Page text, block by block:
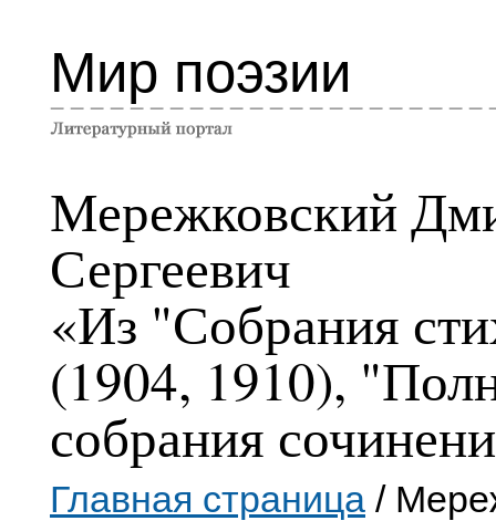
Мир поэзии
Мережковский
Сергеевич
«Из "Собрания
(1904, 1910),
собрания
Главная страница /